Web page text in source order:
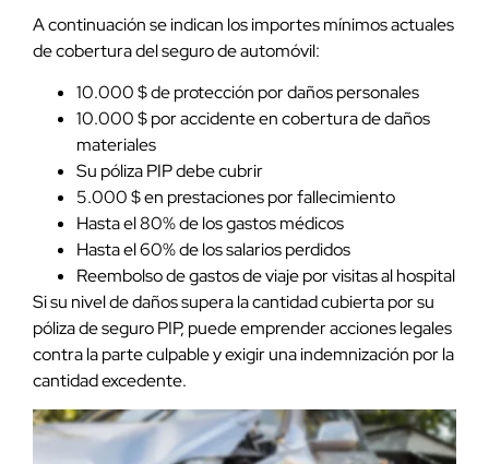
A continuación se indican los importes mínimos actuales
de cobertura del seguro de automóvil:
10.000 $ de protección por daños personales
10.000 $ por accidente en cobertura de daños
materiales
Su póliza PIP debe cubrir
5.000 $ en prestaciones por fallecimiento
Hasta el 80% de los gastos médicos
Hasta el 60% de los salarios perdidos
Reembolso de gastos de viaje por visitas al hospital
Si su nivel de daños supera la cantidad cubierta por su
póliza de seguro PIP, puede emprender acciones legales
contra la parte culpable y exigir una indemnización por la
cantidad excedente.